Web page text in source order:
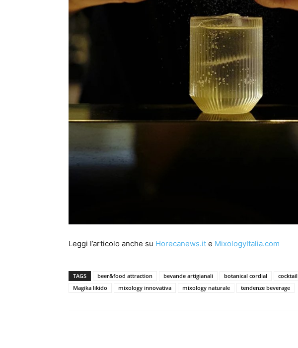
Leggi l’articolo anche su Horecanews.it e MixologyItalia.com
TAGS beer&food attraction bevande artigianali botanical cordial cocktail
Magika likido
mixology innovativa mixology naturale tendenze beverage